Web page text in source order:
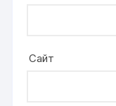
Сайт